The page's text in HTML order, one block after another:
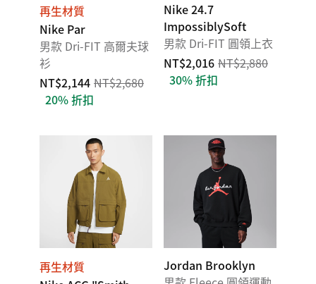
再生材質
Nike Par
男款 Dri-FIT 高爾夫球
衫
NT$2,144 NT$2,680
20% 折扣
Nike 24.7
ImpossiblySoft
男款 Dri-FIT 圓領上衣
NT$2,016 NT$2,880
30% 折扣
再生材質
Jordan Brooklyn